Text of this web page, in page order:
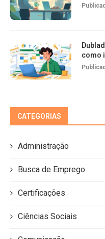
como
CATEGORIAS
Administração
Busca de Emprego
Certificações
Ciências Sociais